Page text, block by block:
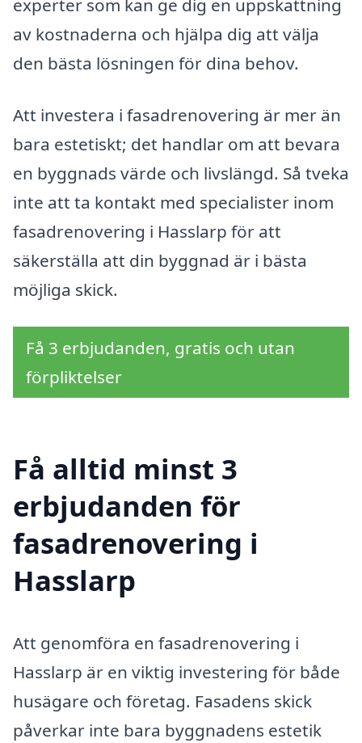
experter som kan ge dig en uppskattning
av kostnaderna och hjälpa dig att välja
den bästa lösningen för dina behov.
Att investera i fasadrenovering är mer än
bara estetiskt; det handlar om att bevara
en byggnads värde och livslängd. Så tveka
inte att ta kontakt med specialister inom
fasadrenovering i Hasslarp för att
säkerställa att din byggnad är i bästa
möjliga skick.
Få 3 erbjudanden, gratis och utan
förpliktelser
Få alltid minst 3
erbjudanden för
fasadrenovering i
Hasslarp
Att genomföra en fasadrenovering i
Hasslarp är en viktig investering för både
husägare och företag. Fasadens skick
påverkar inte bara byggnadens estetik